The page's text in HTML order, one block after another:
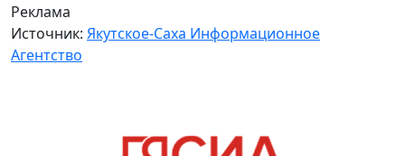
Реклама
Источник: Якутское-Саха Информационное
Агентство